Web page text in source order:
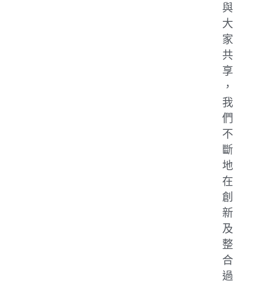
與
大
家
共
享
，
我
們
不
斷
地
在
創
新
及
整
合
過